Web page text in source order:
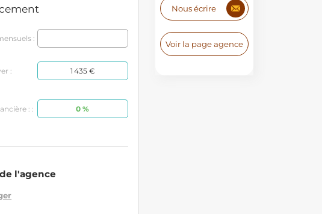
:
: 1 435 €
: : 0 %
l'agence
Nous écrire
Voir la page agence